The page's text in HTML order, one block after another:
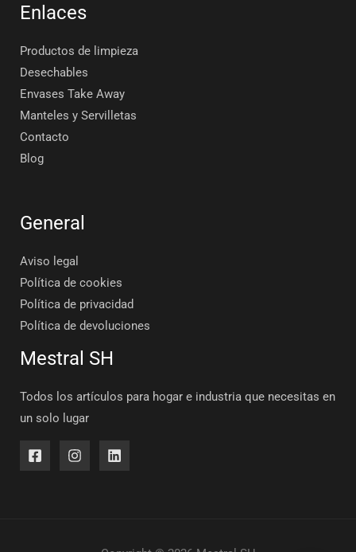
Enlaces
Productos de limpieza
Desechables
Envases Take Away
Manteles y Servilletas
Contacto
Blog
General
Aviso legal
Política de cookies
Política de privacidad
Política de devoluciones
Mestral SH
Todos los artículos para hogar e industria que necesitas en
un solo lugar